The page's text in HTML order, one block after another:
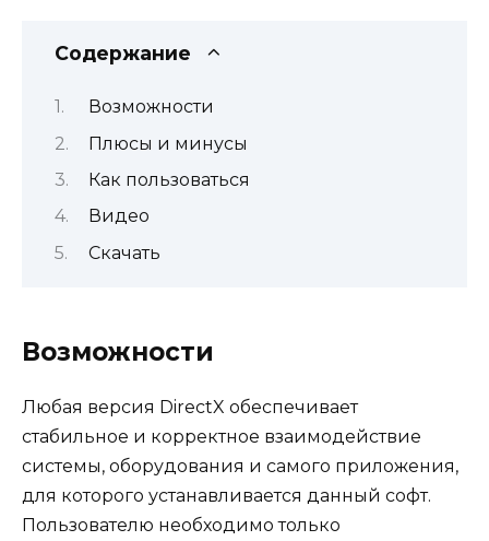
Содержание
Возможности
Плюсы и минусы
Как пользоваться
Видео
Скачать
Возможности
Любая версия DirectX обеспечивает
стабильное и корректное взаимодействие
системы, оборудования и самого приложения,
для которого устанавливается данный софт.
Пользователю необходимо только